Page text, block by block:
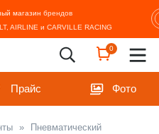
магазин брендов
AIRLINE и CARVILLE RACING
0
Прайс Фото
»
Пневматический